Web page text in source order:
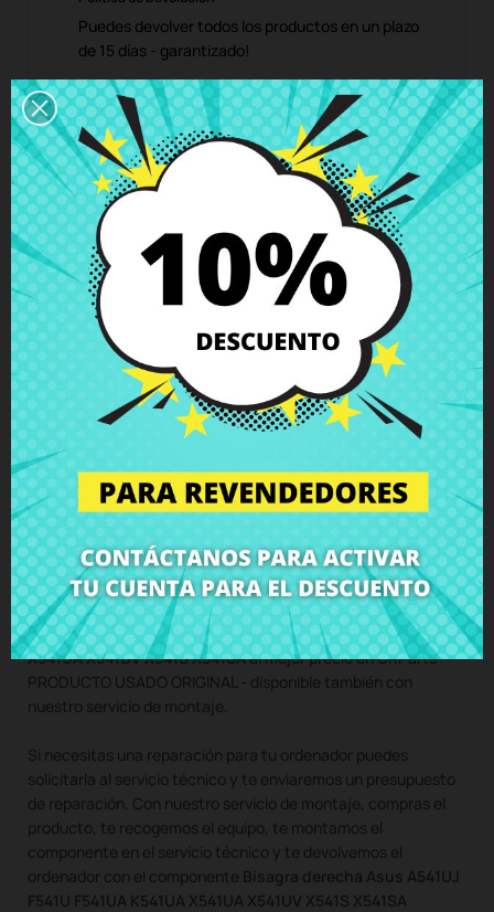
Puedes devolver todos los productos en un plazo
de 15 días - garantizado!
Descripción
Detalles del producto
Grados
Comentarios
Bisagra derecha Asus A541UJ F541U
F541UA K541UA X541UA X541UV X541S
X541SA
sin tornillos
CompraBisagra derecha Asus A541UJ F541U F541UA K541UA
X541UA X541UV X541S X541SAal mejor precio en CRParts -
PRODUCTO USADO ORIGINAL - disponible también con
nuestro servicio de montaje.
Si necesitas una reparación para tu ordenador puedes
solicitarla al servicio técnico y te enviaremos un presupuesto
de reparación. Con nuestro servicio de montaje, compras el
producto, te recogemos el equipo, te montamos el
componente en el servicio técnico y te devolvemos el
ordenador con el componente Bisagra derecha Asus A541UJ
F541U F541UA K541UA X541UA X541UV X541S X541SA